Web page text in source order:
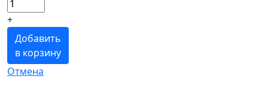
+
Добавить
в корзину
Отмена